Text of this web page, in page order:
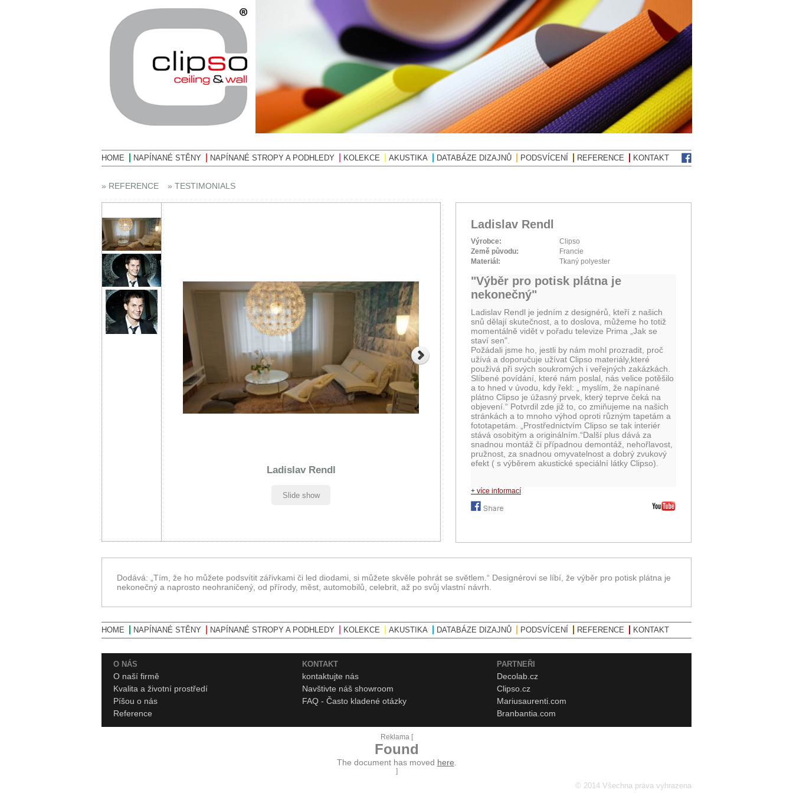
HOME NAPÍNANÉ STĚNY NAPÍNANÉ STROPY A PODHLEDY KOLEKCE AKUSTIKA DATABÁZE DIZAJNŮ PODSVÍCENÍ REFERENCE KONTAKT
» REFERENCE » TESTIMONIALS
Ladislav Rendl
Výrobce:
Clipso
Země původu:
Francie
Materiál:
Tkaný polyester
"Výběr pro potisk plátna je
nekonečný"
Ladislav Rendl je jedním z designérů, kteří z našich
snů dělají skutečnost, a to doslova, můžeme ho totiž
momentálně vidět v pořadu televize Prima „Jak se
staví sen".
Požádali jsme ho, jestli by nám mohl prozradit, proč
užívá a doporučuje užívat Clipso materiály,které
používá při svých soukromých i veřejných zakázkách.
Slíbené povídání, které nám poslal, nás velice potěšilo
a to hned v úvodu, kdy řekl: „ myslím, že napínané
plátno Clipso je úžasný prvek, který teprve čeká na
objevení.“ Potvrdil zde již to, co zmiňujeme na našich
stránkách a to mnoho výhod oproti různým tapetám a
fototapetám. „Prostřednictvím Clipso se tak interiér
stává osobitým a originálním.“Další plus dává za
snadnou montáž či případnou demontáž, nehořlavost,
pružnost, za snadnou omyvatelnost a dobrý zvukový
efekt ( s výběrem akustické speciální látky Clipso).
+ více informací
Ladislav Rendl
Slide show
Dodává: „Tím, že ho můžete podsvítit zářivkami či led diodami, si můžete skvěle pohrát se světlem.“ Designérovi se líbí, že výběr pro potisk plátna je
nekonečný a naprosto neohraničený, od přírody, měst, automobilů, celebrit, až po svůj vlastní návrh.
HOME NAPÍNANÉ STĚNY NAPÍNANÉ STROPY A PODHLEDY KOLEKCE AKUSTIKA DATABÁZE DIZAJNŮ PODSVÍCENÍ REFERENCE KONTAKT
O NÁS
O naší firmě
Kvalita a životní prostředí
Píšou o nás
Reference
KONTAKT
kontaktujte nás
Navštivte náš showroom
FAQ - Často kladené otázky
PARTNEŘI
Decolab.cz
Clipso.cz
Mariusaurenti.com
Branbantia.com
Reklama [
Found
The document has moved here
]
© 2014 Všechna práva vyhrazena